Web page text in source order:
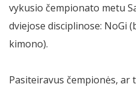
vykusio čempionato metu
dviejose disciplinose: NoGi
kimono).
Pasiteiravus čempionės,